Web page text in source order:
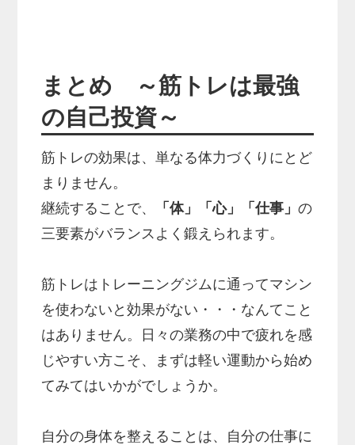
まとめ ～筋トレは最強
の自己投資～
筋トレの効果は、単なる体力づくりにとど
まりません。
継続することで、
「体」「心」「仕事」の
三要素がバランスよく鍛えられます。
筋トレはトレーニングジムに通ってマシン
を使わないと効果がない・・・なんてこと
はありません。日々の業務の中で疲れを感
じやすい方こそ、まずは軽い運動から始め
てみてはいかがでしょうか。
自分の身体を整えることは、自分の仕事に